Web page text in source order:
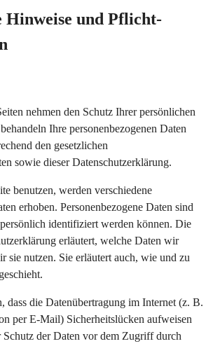
Hinweise und Pflicht­
nehmen den Schutz Ihrer persönlichen
Ihre personenbezogenen Daten
den gesetzlichen
sowie dieser Datenschutzerklärung.
benutzen, werden verschiedene
erhoben. Personenbezogene Daten sind
identifiziert werden können. Die
erläutert, welche Daten wir
sie nutzen. Sie erläutert auch, wie und zu
dass die Datenübertragung im Internet (z. B.
per E-Mail) Sicherheitslücken aufweisen
der Daten vor dem Zugriff durch